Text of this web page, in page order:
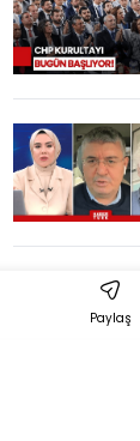
Paylaş